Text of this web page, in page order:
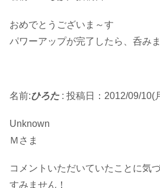
おめでとうございま～す
パワーアップが完了したら、呑み
名前:ひろた : 投稿日：2012/09/10(
Unknown
Ｍさま
コメントいただいていたことに気
すみません！